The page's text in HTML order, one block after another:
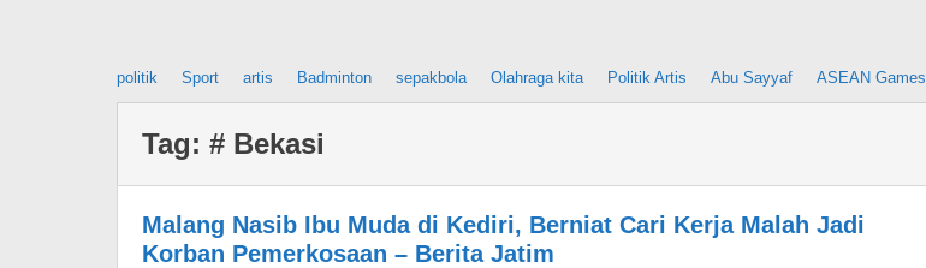
politik Sport artis Badminton sepakbola Olahraga kita Politik Artis Abu Sayyaf ASEAN Games
Tag: # Bekasi
Malang Nasib Ibu Muda di Kediri, Berniat Cari Kerja Malah Jadi
Korban Pemerkosaan – Berita Jatim